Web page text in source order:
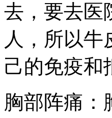
去，要去医
人，所以
己的免疫和
胸部阵痛：